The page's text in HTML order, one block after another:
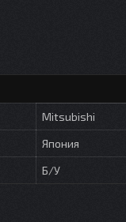
Mitsubishi
Япония
Б/У